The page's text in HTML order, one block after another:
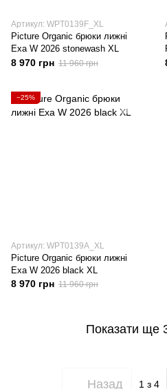
Артикул: WPT0139F_XL
Picture Organic брюки лижні
Exa W 2026 stonewash XL
8 970 грн 11 960 грн
−25%
Артикул: WPT0139A_XL
Picture Organic брюки лижні
Exa W 2026 black XL
8 970 грн 11 960 грн
Показати ще
Назад 1 з 4